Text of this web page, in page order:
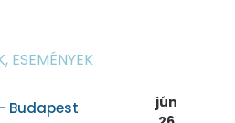
ESEMÉNYEK
Budapest
jún